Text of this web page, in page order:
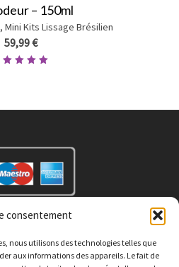
consentement
nous utilisons des technologies telles que
aux informations des appareils. Le fait de
– 150ml
, Mini Kits Lissage Brésilien
59,99€